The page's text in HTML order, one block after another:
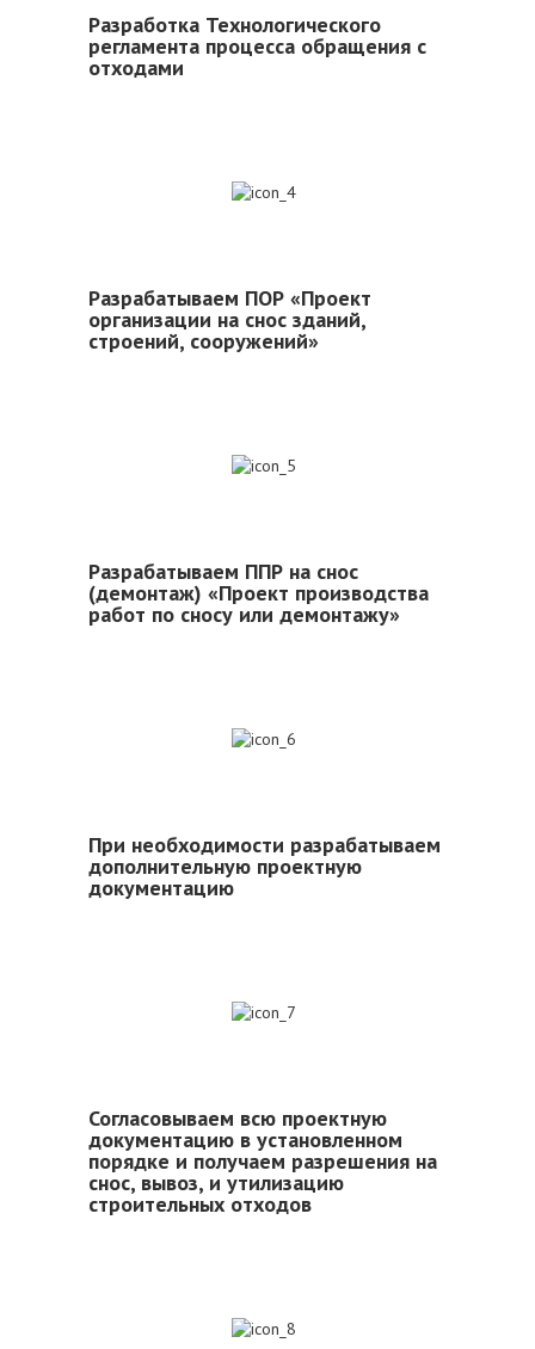
Разработка Технологического
регламента процесса обращения с
отходами
Разрабатываем ПОР «Проект
организации на снос зданий,
строений, сооружений»
Разрабатываем ППР на снос
(демонтаж) «Проект производства
работ по сносу или демонтажу»
При необходимости разрабатываем
дополнительную проектную
документацию
Согласовываем всю проектную
документацию в установленном
порядке и получаем разрешения на
снос, вывоз, и утилизацию
строительных отходов